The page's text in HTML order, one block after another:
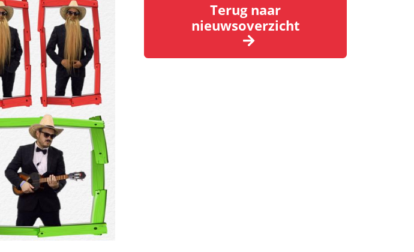
Terug naar
nieuwsoverzicht